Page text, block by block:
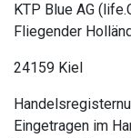
KTP Blue AG
Fliegender
24159 Kiel
Eingetragen im